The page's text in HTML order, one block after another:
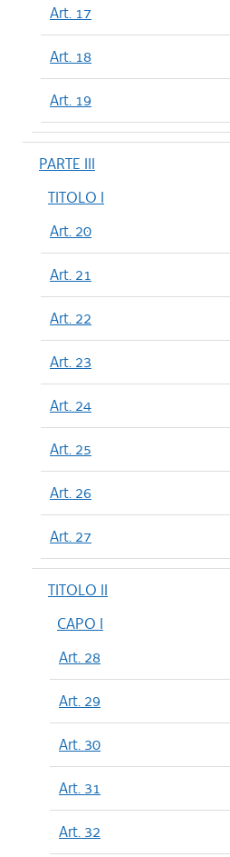
Art. 17
Art. 18
Art. 19
PARTE III
TITOLO I
Art. 20
Art. 21
Art. 22
Art. 23
Art. 24
Art. 25
Art. 26
Art. 27
TITOLO II
CAPO I
Art. 28
Art. 29
Art. 30
Art. 31
Art. 32